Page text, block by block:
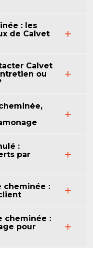
: les
de Calvet
Calvet
ou
:
par
cheminée :
cheminée :
pour